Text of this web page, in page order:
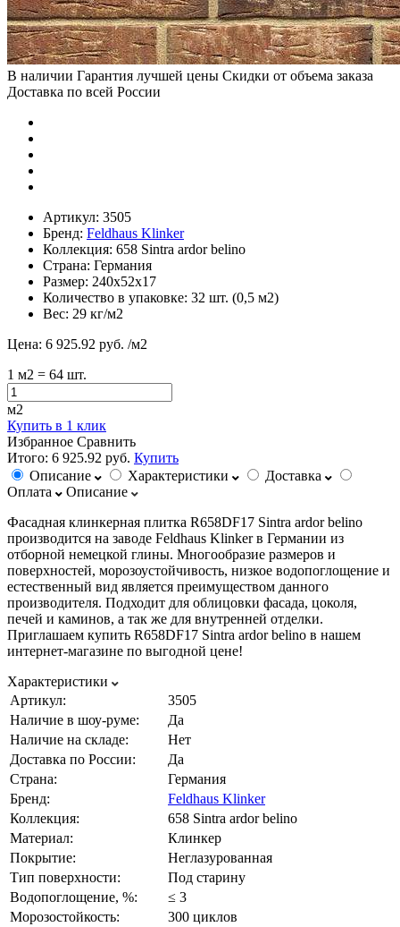
В наличии Гарантия лучшей цены Скидки от объема заказа
Доставка по всей России
Артикул: 3505
Бренд: Feldhaus Klinker
Коллекция: 658 Sintra ardor belino
Страна: Германия
Размер: 240х52х17
Количество в упаковке: 32 шт. (0,5 м2)
Вес: 29 кг/м2
Цена: 6 925.92 руб. /м2
1 м2 = 64 шт.
м2
Купить в 1 клик
Избранное Сравнить
Итого: 6 925.92 руб. Купить
Описание
Характеристики
Доставка
Оплата
Описание
Фасадная клинкерная плитка R658DF17 Sintra ardor belino
производится на заводе Feldhaus Klinker в Германии из
отборной немецкой глины. Многообразие размеров и
поверхностей, морозоустойчивость, низкое водопоглощение и
естественный вид является преимуществом данного
производителя. Подходит для облицовки фасада, цоколя,
печей и каминов, а так же для внутренней отделки.
Приглашаем купить R658DF17 Sintra ardor belino в нашем
интернет-магазине по выгодной цене!
Характеристики
Артикул:
3505
Наличие в шоу-руме:
Да
Наличие на складе:
Нет
Доставка по России:
Да
Страна:
Германия
Бренд:
Feldhaus Klinker
Коллекция:
658 Sintra ardor belino
Материал:
Клинкер
Покрытие:
Неглазурованная
Тип поверхности:
Под старину
Водопоглощение, %:
≤ 3
Морозостойкость:
300 циклов